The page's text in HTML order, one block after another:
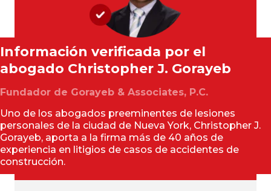
Información verificada por el
abogado Christopher J. Gorayeb
Fundador de Gorayeb & Associates, P.C.
Uno de los abogados preeminentes de lesiones
personales de la ciudad de Nueva York, Christopher J.
Gorayeb, aporta a la firma más de 40 años de
experiencia en litigios de casos de accidentes de
construcción.